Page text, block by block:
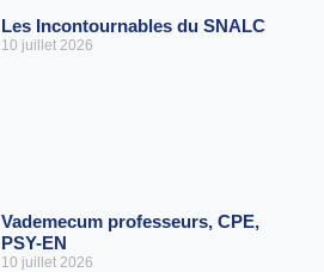
Les Incontournables du SNALC
10 juillet 2026
Vademecum professeurs, CPE,
PSY-EN
10 juillet 2026